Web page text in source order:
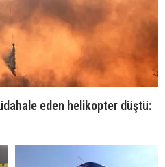
eden helikopter düştü: